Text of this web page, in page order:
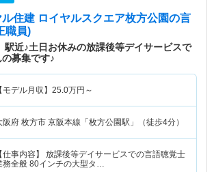
住建 ロイヤルスクエア枚方公園の言
職員)
駅近♪土日お休みの放課後等デイサービスで
募集です♪
【モデル月収】 25.0万円～
阪府 枚方市 京阪本線「枚方公園駅」（徒歩4分）
【仕事内容】 放課後等デイサービスでの言語聴覚士
業務全般 80インチの大型タ…